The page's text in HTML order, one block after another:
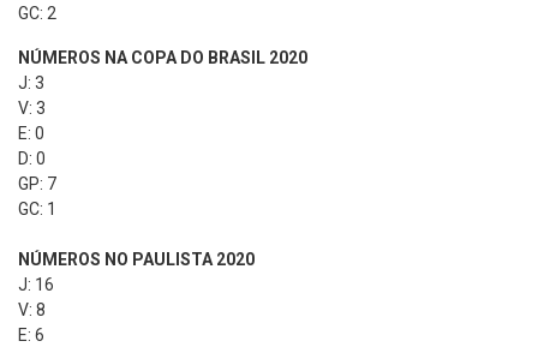
GC: 2
NÚMEROS NA COPA DO BRASIL 2020
J: 3
V: 3
E: 0
D: 0
GP: 7
GC: 1
NÚMEROS NO PAULISTA 2020
J: 16
V: 8
E: 6